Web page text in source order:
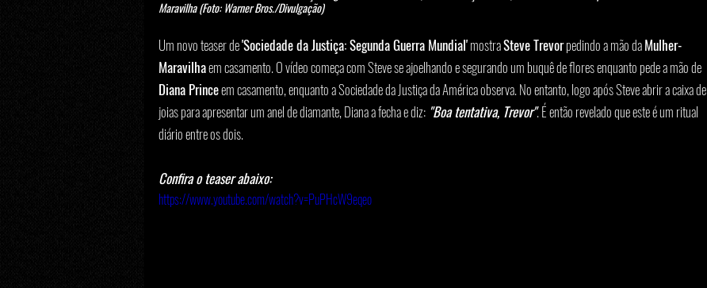
Maravilha (Foto: Warner Bros./Divulgação)
Um novo teaser de 'Sociedade da Justiça: Segunda Guerra Mundial' mostra Steve Trevor pedindo a mão da Mulher-
Maravilha em casamento. O vídeo começa com Steve se ajoelhando e segurando um buquê de flores enquanto pede a mão de
Diana Prince em casamento, enquanto a Sociedade da Justiça da América observa. No entanto, logo após Steve abrir a caixa de
joias para apresentar um anel de diamante, Diana a fecha e diz: "Boa tentativa, Trevor". É então revelado que este é um ritual
diário entre os dois.
Confira o teaser abaixo:
https://www.youtube.com/watch?v=PuPHcW9eqeo